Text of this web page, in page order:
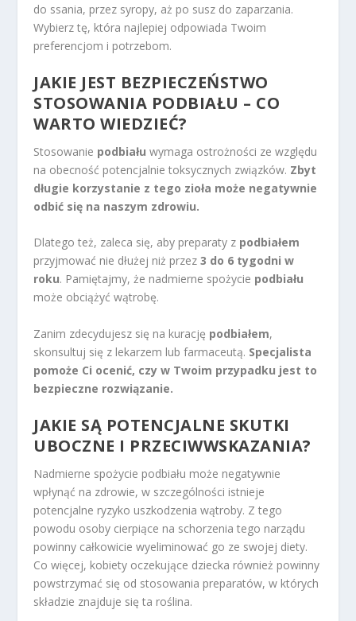
do ssania, przez syropy, aż po susz do zaparzania.
Wybierz tę, która najlepiej odpowiada Twoim
preferencjom i potrzebom.
JAKIE JEST BEZPIECZEŃSTWO
STOSOWANIA PODBIAŁU – CO
WARTO WIEDZIEĆ?
Stosowanie podbiału wymaga ostrożności ze względu
na obecność potencjalnie toksycznych związków. Zbyt
długie korzystanie z tego zioła może negatywnie
odbić się na naszym zdrowiu.
Dlatego też, zaleca się, aby preparaty z podbiałem
przyjmować nie dłużej niż przez3 do 6 tygodni w
roku. Pamiętajmy, że nadmierne spożycie podbiału
może obciążyć wątrobę.
Zanim zdecydujesz się na kurację podbiałem,
skonsultuj się z lekarzem lub farmaceutą. Specjalista
pomoże Ci ocenić, czy w Twoim przypadku jest to
bezpieczne rozwiązanie.
JAKIE SĄ POTENCJALNE SKUTKI
UBOCZNE I PRZECIWWSKAZANIA?
Nadmierne spożycie podbiału może negatywnie
wpłynąć na zdrowie, w szczególności istnieje
potencjalne ryzyko uszkodzenia wątroby. Z tego
powodu osoby cierpiące na schorzenia tego narządu
powinny całkowicie wyeliminować go ze swojej diety.
Co więcej, kobiety oczekujące dziecka również powinny
powstrzymać się od stosowania preparatów, w których
składzie znajduje się ta roślina.